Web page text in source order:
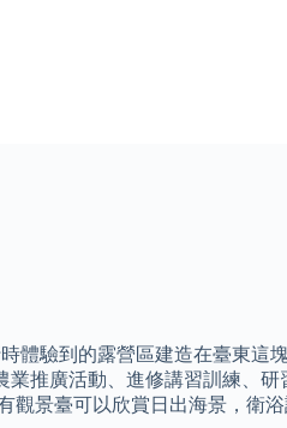
驗到的露營區建造在臺東這
推廣活動、進修講習訓練、
景臺可以欣賞日出海景，衛